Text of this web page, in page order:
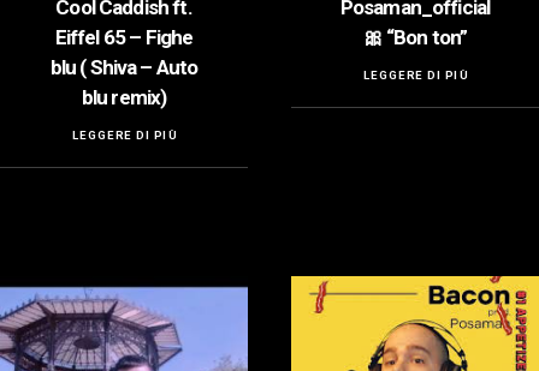
Cool Caddish ft.
Eiffel 65 – Fighe
blu ( Shiva – Auto
blu remix)
LEGGERE DI PIÙ
Posaman_official
🎀 “Bon ton”
LEGGERE DI PIÙ